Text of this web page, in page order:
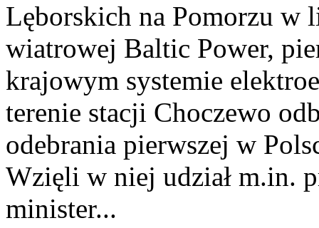
Lęborskich na Pomorzu w
wiatrowej Baltic Power,
krajowym systemie
terenie stacji Choczewo
odebrania pierwszej w
Wzięli w niej udział m.in.
minister...